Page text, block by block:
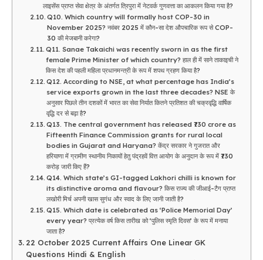
लाइसेंस प्राप्त सेवा क्षेत्र के अंतर्गत त्रिपुरा में नेटवर्क गुणवत्ता का आकलन किया गया है?
Q10. Which country will formally host COP-30 in
November 2025? नवंबर 2025 में कौन-सा देश औपचारिक रूप से COP-
30 की मेजबानी करेगा?
Q11. Sanae Takaichi was recently sworn in as the first
female Prime Minister of which country? हाल ही में साने ताकाइची ने
किस देश की पहली महिला प्रधानमन्त्री के रूप में शपथ ग्रहण किया है?
Q12. According to NSE, at what percentage has India’s
service exports grown in the last three decades? NSE के
अनुसार पिछले तीन दशकों में भारत का सेवा निर्यात कितने प्रतिशत की चक्रवृद्धि वार्षिक
वृद्धि दर से बढ़ा है?
Q13. The central government has released ₹730 crore as
Fifteenth Finance Commission grants for rural local
bodies in Gujarat and Haryana? केंद्र सरकार ने गुजरात और
हरियाणा में ग्रामीण स्थानीय निकायों हेतु पंद्रहवें वित्त आयोग के अनुदान के रूप में ₹730
करोड़ जारी किए हैं?
Q14. Which state’s GI-tagged Lakhori chilli is known for
its distinctive aroma and flavour? किस राज्य की जीआई-टैग प्राप्त
लखोरी मिर्च अपनी खास सुगंध और स्वाद के लिए जानी जाती है?
Q15. Which date is celebrated as ‘Police Memorial Day’
every year? प्रत्येक वर्ष किस तारीख को ‘पुलिस स्मृति दिवस’ के रूप में मनाया
जाता है?
22 October 2025 Current Affairs One Linear GK
Questions Hindi & English